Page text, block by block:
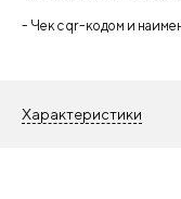
- Чек с qr-кодом и
Характеристики